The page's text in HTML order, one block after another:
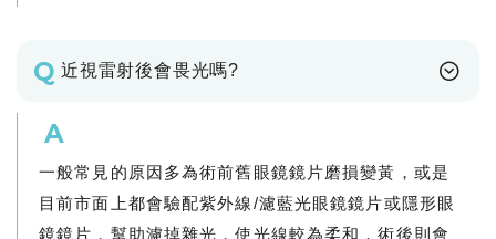
Q 近視雷射後會畏光嗎?
A
一般常見的原因多為術前舊眼鏡鏡片磨損變黃，或是
目前市面上都會驗配紫外線/濾藍光眼鏡鏡片或隱形眼
鏡鏡片，幫助濾掉雜光，使光線較為柔和，術後則會